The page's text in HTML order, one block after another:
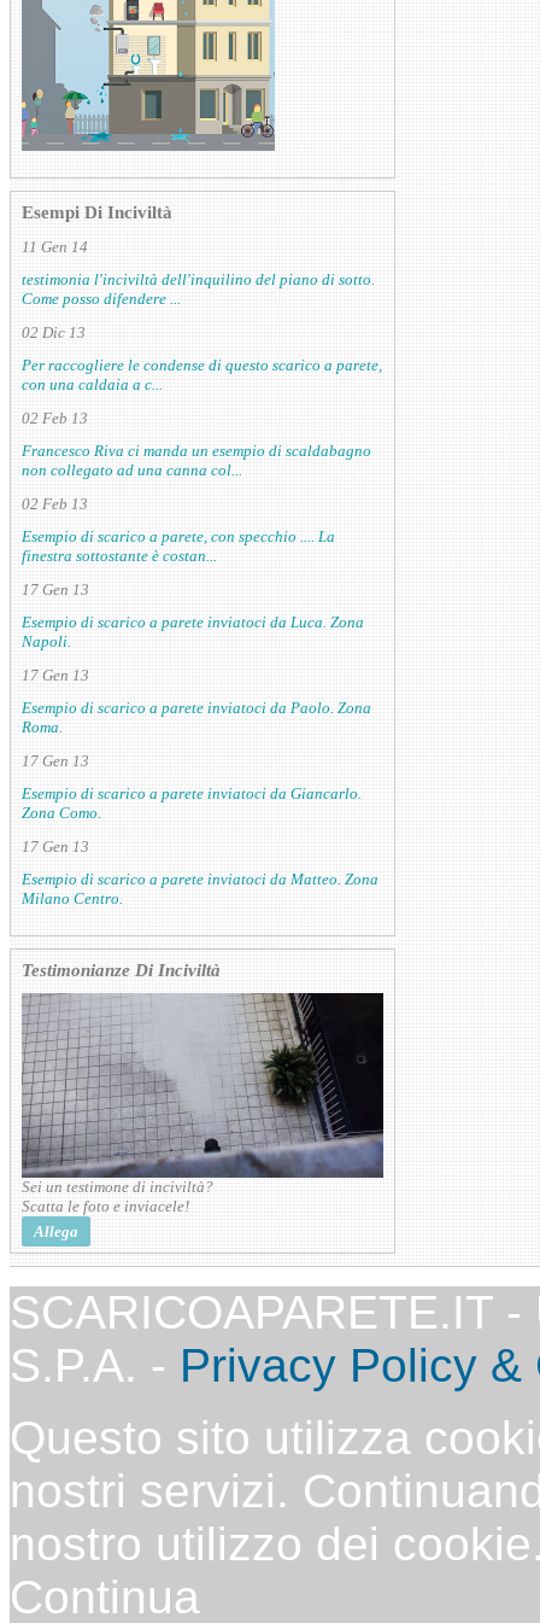
Esempi Di Inciviltà
11 Gen 14
testimonia l'inciviltà dell'inquilino del piano di sotto.
Come posso difendere ...
02 Dic 13
Per raccogliere le condense di questo scarico a parete,
con una caldaia a c...
02 Feb 13
Francesco Riva ci manda un esempio di scaldabagno
non collegato ad una canna col...
02 Feb 13
Esempio di scarico a parete, con specchio .... La
finestra sottostante è costan...
17 Gen 13
Esempio di scarico a parete inviatoci da Luca. Zona
Napoli.
17 Gen 13
Esempio di scarico a parete inviatoci da Paolo. Zona
Roma.
17 Gen 13
Esempio di scarico a parete inviatoci da Giancarlo.
Zona Como.
17 Gen 13
Esempio di scarico a parete inviatoci da Matteo. Zona
Milano Centro.
Testimonianze Di Inciviltà
Sei un testimone di inciviltà?
Scatta le foto e inviacele!
Allega
SCARICOAPARETE.IT
S.P.A. - Privacy Policy &
Questo sito utilizza
nostri servizi.
nostro utilizzo dei
Continua